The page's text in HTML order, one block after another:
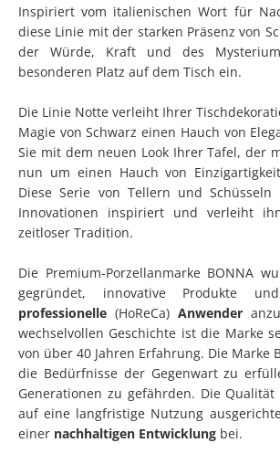
Inspiriert vom italienischen Wort für
diese Linie mit der starken Präsenz von
der Würde, Kraft und des
besonderen Platz auf dem Tisch ein.
Die Linie Notte verleiht Ihrer
Magie von Schwarz einen Hauch von
Sie mit dem neuen Look Ihrer Tafel, der
nun um einen Hauch von
Diese Serie von Tellern und
Innovationen inspiriert und verleiht
zeitloser Tradition.
Die Premium-Porzellanmarke BONNA
gegründet, innovative Produkte
professionelle (HoReCa) Anwender
wechselvollen Geschichte ist die Marke
von über 40 Jahren Erfahrung. Die Marke
die Bedürfnisse der Gegenwart zu
Generationen zu gefährden. Die
auf eine langfristige Nutzung
einer nachhaltigen Entwicklung bei.